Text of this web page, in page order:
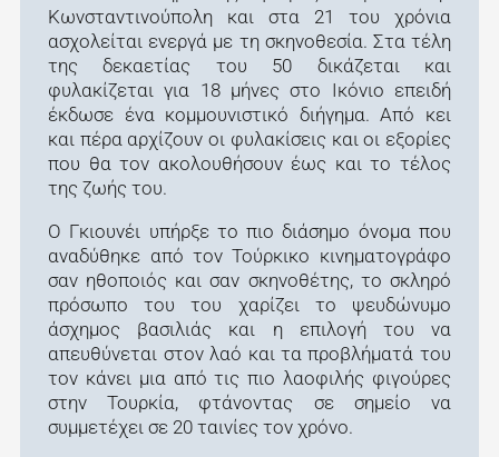
Κωνσταντινούπολη και στα 21 του χρόνια
ασχολείται ενεργά με τη σκηνοθεσία. Στα τέλη
της δεκαετίας του 50 δικάζεται και
φυλακίζεται για 18 μήνες στο Ικόνιο επειδή
έκδωσε ένα κομμουνιστικό διήγημα. Από κει
και πέρα αρχίζουν οι φυλακίσεις και οι εξορίες
που θα τον ακολουθήσουν έως και το τέλος
της ζωής του.
Ο Γκιουνέι υπήρξε το πιο διάσημο όνομα που
αναδύθηκε από τον Τούρκικο κινηματογράφο
σαν ηθοποιός και σαν σκηνοθέτης, το σκληρό
πρόσωπο του του χαρίζει το ψευδώνυμο
άσχημος βασιλιάς και η επιλογή του να
απευθύνεται στον λαό και τα προβλήματά του
τον κάνει μια από τις πιο λαοφιλής φιγούρες
στην Τουρκία, φτάνοντας σε σημείο να
συμμετέχει σε 20 ταινίες τον χρόνο.